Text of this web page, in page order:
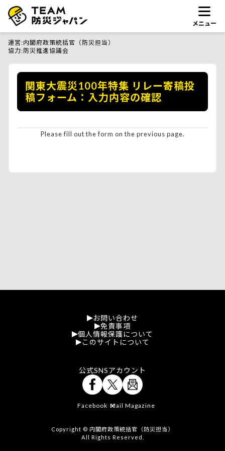
メニュー
運営 内閣府政策統括官（防災担当）
協力 防災推進協議会
関東大震災100年特集 リレー寄稿投
稿フォーム：入力内容の確認
Please fill out the form on the previous page.
お問い合わせ
免責事項
個人情報保護について
このサイトについて
公式SNSアカウント
Facebook X
Mail Magazine
Copyright © 内閣府政策統括官（防災担当）
All Rights Reserved.